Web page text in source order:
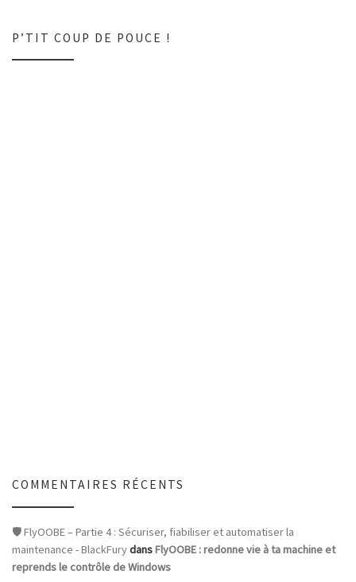
P’TIT COUP DE POUCE !
COMMENTAIRES RÉCENTS
🛡️ FlyOOBE – Partie 4 : Sécuriser, fiabiliser et automatiser la
maintenance - BlackFurydansFlyOOBE : redonne vie à ta machine et
reprends le contrôle de Windows